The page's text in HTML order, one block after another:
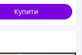
Купити